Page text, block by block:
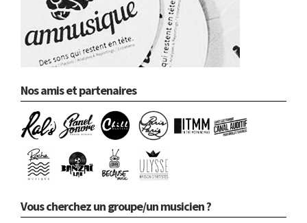
Nos amis et partenaires
Vous cherchez un groupe/un musicien ?